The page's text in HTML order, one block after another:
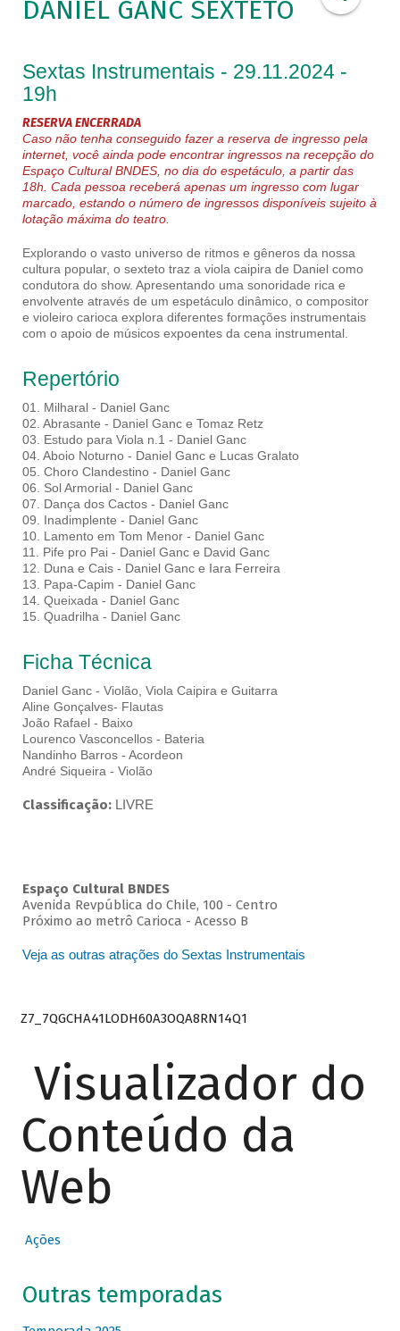
DANIEL GANC SEXTETO
Sextas Instrumentais - 29.11.2024 -
19h
RESERVA ENCERRADA
Caso não tenha conseguido fazer a reserva de ingresso pela
internet, você ainda pode encontrar ingressos na recepção do
Espaço Cultural BNDES, no dia do espetáculo, a partir das
18h. Cada pessoa receberá apenas um ingresso com lugar
marcado, estando o número de ingressos disponíveis sujeito à
lotação máxima do teatro.
Explorando o vasto universo de ritmos e gêneros da nossa
cultura popular, o sexteto traz a viola caipira de Daniel como
condutora do show. Apresentando uma sonoridade rica e
envolvente através de um espetáculo dinâmico, o compositor
e violeiro carioca explora diferentes formações instrumentais
com o apoio de músicos expoentes da cena instrumental.
Repertório
01. Milharal - Daniel Ganc
02. Abrasante - Daniel Ganc e Tomaz Retz
03. Estudo para Viola n.1 - Daniel Ganc
04. Aboio Noturno - Daniel Ganc e Lucas Gralato
05. Choro Clandestino - Daniel Ganc
06. Sol Armorial - Daniel Ganc
07. Dança dos Cactos - Daniel Ganc
09. Inadimplente - Daniel Ganc
10. Lamento em Tom Menor - Daniel Ganc
11. Pife pro Pai - Daniel Ganc e David Ganc
12. Duna e Cais - Daniel Ganc e Iara Ferreira
13. Papa-Capim - Daniel Ganc
14. Queixada - Daniel Ganc
15. Quadrilha - Daniel Ganc
Ficha Técnica
Daniel Ganc - Violão, Viola Caipira e Guitarra
Aline Gonçalves- Flautas
João Rafael - Baixo
Lourenco Vasconcellos - Bateria
Nandinho Barros - Acordeon
André Siqueira - Violão
Classificação: LIVRE
Espaço Cultural BNDES
Avenida Revpública do Chile, 100 - Centro
Próximo ao metrô Carioca - Acesso B
Veja as outras atrações do Sextas Instrumentais
Z7_7QGCHA41LODH60A3OQA8RN14Q1
Visualizador do
Conteúdo da
Web
Ações
Outras temporadas